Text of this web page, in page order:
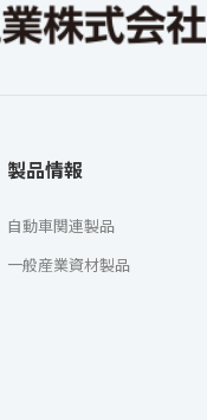
製品情報
自動車関連製品
一般産業資材製品